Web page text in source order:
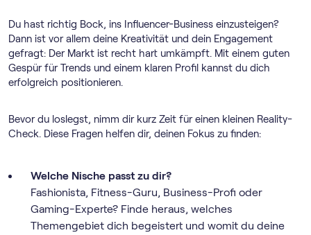
Du hast richtig Bock, ins Influencer-Business einzusteigen?
Dann ist vor allem deine Kreativität und dein Engagement
gefragt: Der Markt ist recht hart umkämpft. Mit einem guten
Gespür für Trends und einem klaren Profil kannst du dich
erfolgreich positionieren.
Bevor du loslegst, nimm dir kurz Zeit für einen kleinen Reality-
Check. Diese Fragen helfen dir, deinen Fokus zu finden:
Welche Nische passt zu dir?
Fashionista, Fitness-Guru, Business-Profi oder
Gaming-Experte? Finde heraus, welches
Themengebiet dich begeistert und womit du deine